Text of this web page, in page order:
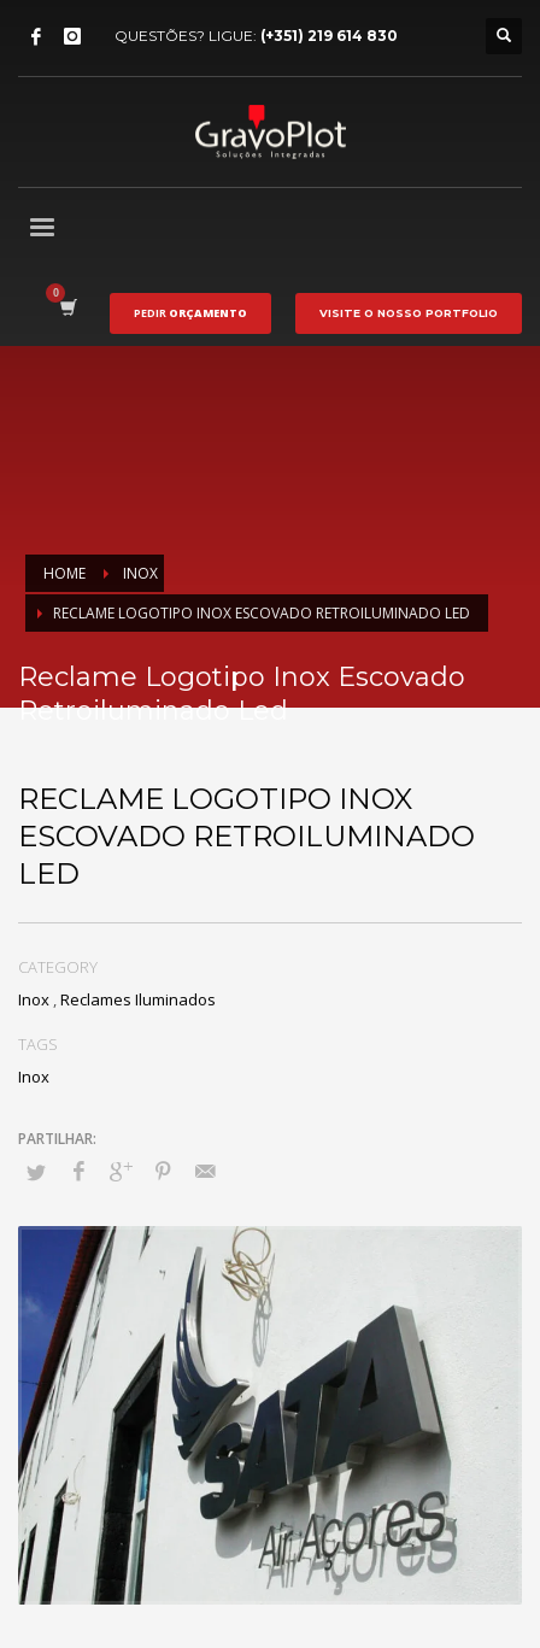
QUESTÕES? LIGUE: (+351) 219 614 830
PEDIR ORÇAMENTO VISITE O NOSSO PORTFOLIO
HOME
INOX
RECLAME LOGOTIPO INOX ESCOVADO RETROILUMINADO LED
Reclame Logotipo Inox Escovado
Retroiluminado Led
RECLAME LOGOTIPO INOX
ESCOVADO RETROILUMINADO
LED
CATEGORY
Inox ,Reclames Iluminados
TAGS
Inox